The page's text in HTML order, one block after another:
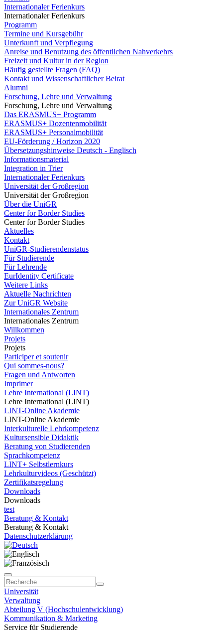
Internationaler Ferienkurs
Internationaler Ferienkurs
Programm
Termine und Kursgebühr
Unterkunft und Verpflegung
Anreise und Benutzung des öffentlichen Nahverkehrs
Freizeit und Kultur in der Region
Häufig gestellte Fragen (FAQ)
Kontakt und Wissenschaftlicher Beirat
Alumni
Forschung, Lehre und Verwaltung
Forschung, Lehre und Verwaltung
Das ERASMUS+ Programm
ERASMUS+ Dozentenmobilität
ERASMUS+ Personalmobilität
EU-Förderung / Horizon 2020
Übersetzungshinweise Deutsch - Englisch
Informationsmaterial
Integration in Trier
Internationaler Ferienkurs
Universität der Großregion
Universität der Großregion
Über die UniGR
Center for Border Studies
Center for Border Studies
Aktuelles
Kontakt
UniGR-Studierendenstatus
Für Studierende
Für Lehrende
EurIdentity Certificate
Weitere Links
Aktuelle Nachrichten
Zur UniGR Website
Internationales Zentrum
Internationales Zentrum
Willkommen
Projets
Projets
Participer et soutenir
Qui sommes-nous?
Fragen und Antworten
Imprimer
Lehre International (LINT)
Lehre International (LINT)
LINT-Online Akademie
LINT-Online Akademie
Interkulturelle Lehrkompetenz
Kultursensible Didaktik
Beratung von Studierenden
Sprachkompetenz
LINT+ Selbstlernkurs
Lehrkulturvideos (Geschützt)
Zertifikatsregelung
Downloads
Downloads
test
Beratung & Kontakt
Beratung & Kontakt
Datenschutzerklärung
Universität
Verwaltung
Abteilung V (Hochschulentwicklung)
Kommunikation & Marketing
Service für Studierende